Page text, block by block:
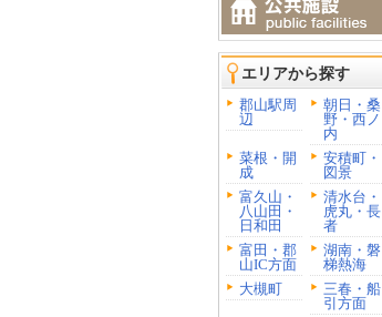
エリアから探す
郡山駅周
辺
朝日・桑
野・西ノ
内
菜根・開
成
安積町・
図景
富久山・
八山田・
日和田
清水台・
虎丸・長
者
富田・郡
山IC方面
湖南・磐
梯熱海
大槻町
三春・船
引方面